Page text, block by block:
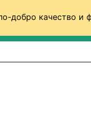
добро качество и